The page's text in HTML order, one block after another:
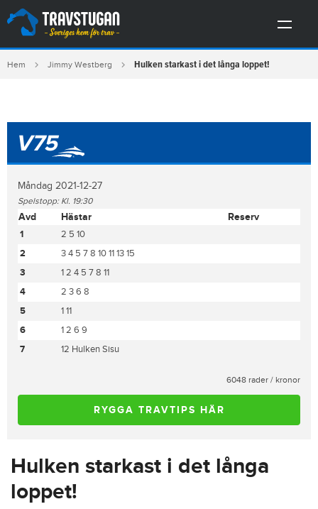
Hem Jimmy Westberg Hulken starkast i det långa loppet!
V75
Måndag 2021-12-27
Spelstopp: Kl. 19:30
Avd Hästar Reserv
1
2 5 10
2
3 4 5 7 8 10 11 13 15
3
1 2 4 5 7 8 11
4
2 3 6 8
5
1 11
6
1 2 6 9
7
12 Hulken Sisu
6048 rader / kronor
RYGGA TRAVTIPS HÄR
Hulken starkast i det långa
loppet!